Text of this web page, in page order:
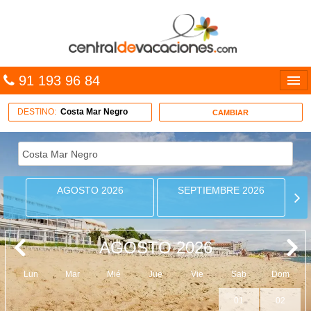
91 193 96 84
Entrar
MULTIDESTINO
VACACIONES
HOTELES
CARIBE
OFERTAS
DESTINO: Costa Mar Negro CAMBIAR
AGOSTO 2026 SEPTIEMBRE 2026
AGOSTO 2026
Lun Mar Mié Jue Vie Sab Dom
01 02